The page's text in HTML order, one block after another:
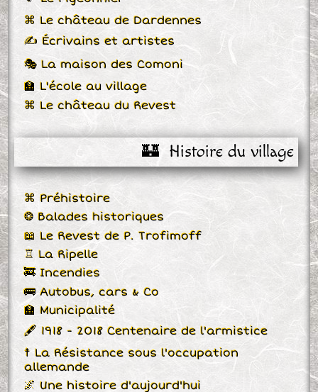
⌘ Le château de Dardennes
✍ Écrivains et artistes
🎭 La maison des Comoni
🏫 L'école au village
⌘ Le château du Revest
🏰  Histoire du village
⌘ Préhistoire
❂ Balades historiques
📖 Le Revest de P. Trofimoff
♖ La Ripelle
🚒 Incendies
🚌 Autobus, cars & Co
🏫 Municipalité
🖋 1918 - 2018 Centenaire de l'armistice
☨ La Résistance sous l'occupation
allemande
🌌 Une histoire d'aujourd'hui